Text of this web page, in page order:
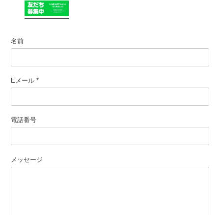
名前
Eメール *
電話番号
メッセージ